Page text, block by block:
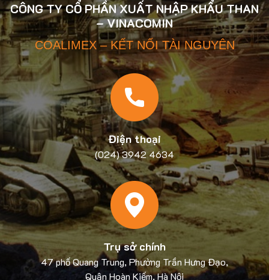
CÔNG TY CỔ PHẦN XUẤT NHẬP KHẨU THAN
– VINACOMIN
COALIMEX – KẾT NỐI TÀI NGUYÊN
Điện thoại
(024) 3942 4634
Trụ sở chính
47 phố Quang Trung, Phường Trần Hưng Đạo,
Quận Hoàn Kiếm, Hà Nội